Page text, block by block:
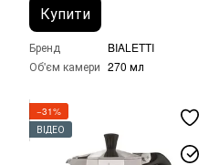
Купити
Бренд
BIALETTI
Об'єм камери 270 мл
−31%
ВІДЕО